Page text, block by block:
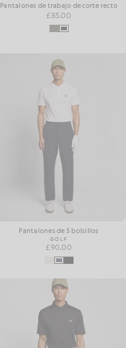
Pantalones de trabajo de corte recto
£85.00
Pantalones de 5 bolsillos
GOLF
£90.00